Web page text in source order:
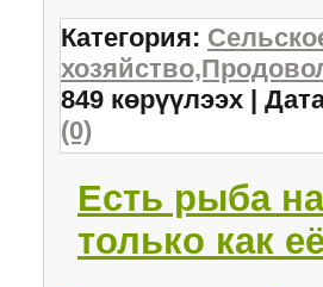
Категория:
849 көрүүлээх |
(0)
Есть рыба
только как